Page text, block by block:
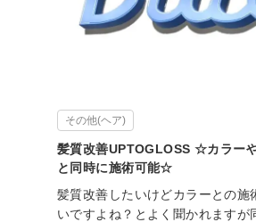
その他(ヘア)
髪質改善UPTOGLOSS ☆カラー
と同時に施術可能☆
髪質改善したいけどカラーとの施
いですよね？とよく聞かれますが